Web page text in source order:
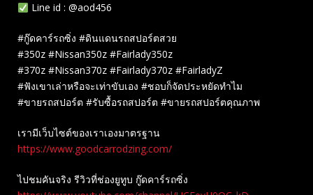
Line id : @aod456
#กู๊ดคาร์รถซิ่ง #ดินแดนรถสปอร์ตสวย
#350z #Nissan350z #Fairlady350z
#370z #Nissan370z #Fairlady370z #FairladyZ
#ฟังเขาเล่าหรือจะเท่าขับเอง #ชอบก็จัดประหยัดทำไม
#ขายรถสปอร์ต #รับซื้อรถสปอร์ต #ขายรถสปอร์ตคุณภาพ
เรามีเว็บไซต์ของเราเองมาตรฐาน
https://www.goodcarrodzing.com/
ไปชมคันจริง รีวิวที่ช่องยู​ทูบ​ กู๊ดคาร์รถซิ่ง